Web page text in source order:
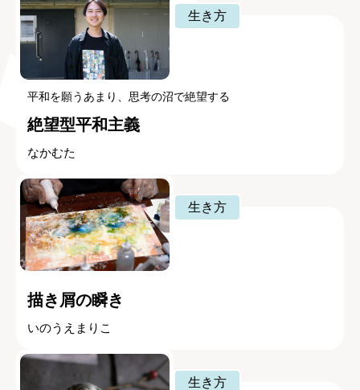
生き方
平和を願うあまり、思考の沼で絶望する
絶望型平和主義
なかむた
生き方
描き屑の瞬き
いのうえまりこ
生き方